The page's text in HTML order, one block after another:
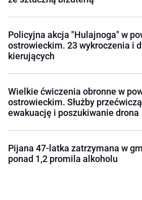
Policyjna akcja "Hulajnoga" w
ostrowieckim. 23 wykroczenia i
kierujących
Wielkie ćwiczenia obronne w
ostrowieckim. Służby
ewakuację i poszukiwanie drona
Pijana 47-latka zatrzymana w
ponad 1,2 promila alkoholu